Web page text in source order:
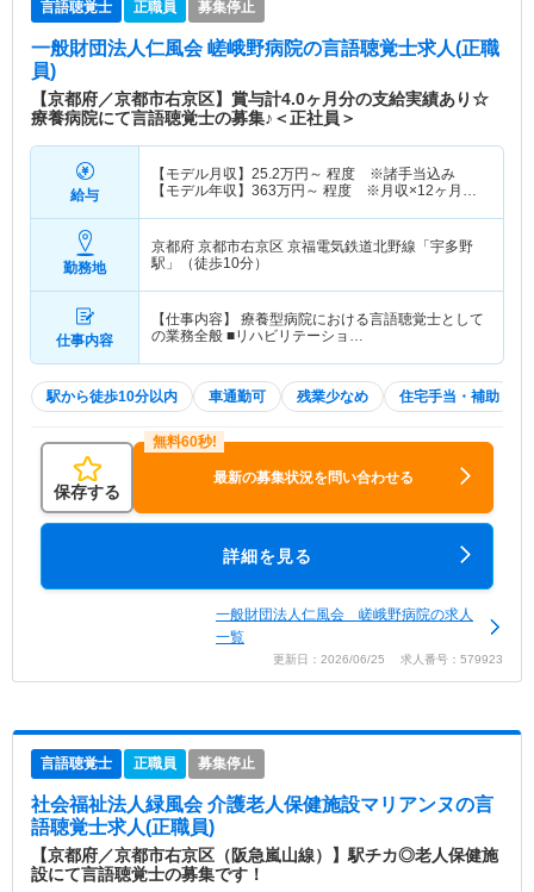
言語聴覚士 正職員 募集停止
一般財団法人仁風会 嵯峨野病院の言語聴覚士求人(正職
員)
【京都府／京都市右京区】賞与計4.0ヶ月分の支給実績あり☆
療養病院にて言語聴覚士の募集♪＜正社員＞
給与
【モデル月収】 25.2万円～ 程度 ※諸手当込み
【モデル年収】 363万円～ 程度 ※月収×12ヶ月＋
勤務地
京都府 京都市右京区 京福電気鉄道北野線「宇多野
駅」（徒歩10分）
仕事内容
【仕事内容】 療養型病院における言語聴覚士として
の業務全般 ■リハビリテーショ…
駅から徒歩10分以内 車通勤可 残業少なめ 住宅手当・補助
保存する
最新の募集状況を問い合わせる
詳細を見る
一般財団法人仁風会 嵯峨野病院の求人
一覧
更新日：2026/06/25 求人番号：579923
言語聴覚士 正職員 募集停止
社会福祉法人緑風会 介護老人保健施設マリアンヌの言
語聴覚士求人(正職員)
【京都府／京都市右京区（阪急嵐山線）】駅チカ◎老人保健施
設にて言語聴覚士の募集です！